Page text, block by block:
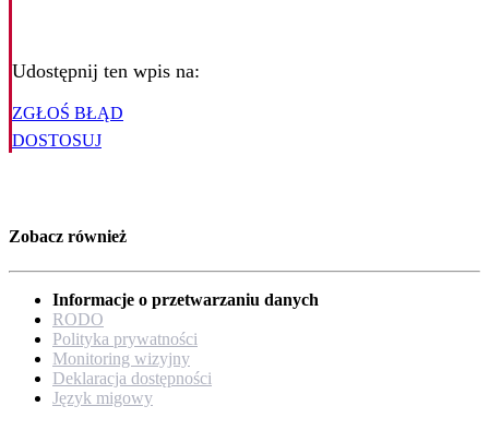
Udostępnij ten wpis na:
ZGŁOŚ BŁĄD
DOSTOSUJ
Zobacz również
Informacje o przetwarzaniu danych
RODO
Polityka prywatności
Monitoring wizyjny
Deklaracja dostępności
Język migowy